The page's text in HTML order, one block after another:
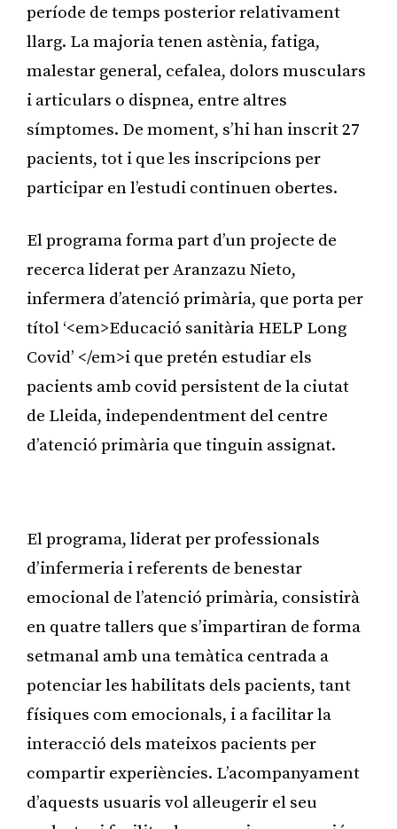
període de temps posterior relativament
llarg. La majoria tenen astènia, fatiga,
malestar general, cefalea, dolors musculars
i articulars o dispnea, entre altres
símptomes. De moment, s’hi han inscrit 27
pacients, tot i que les inscripcions per
participar en l’estudi continuen obertes.
El programa forma part d’un projecte de
recerca liderat per Aranzazu Nieto,
infermera d’atenció primària, que porta per
títol ‘<em>Educació sanitària HELP Long
Covid’ </em>i que pretén estudiar els
pacients amb covid persistent de la ciutat
de Lleida, independentment del centre
d’atenció primària que tinguin assignat.
El programa, liderat per professionals
d’infermeria i referents de benestar
emocional de l’atenció primària, consistirà
en quatre tallers que s’impartiran de forma
setmanal amb una temàtica centrada a
potenciar les habilitats dels pacients, tant
físiques com emocionals, i a facilitar la
interacció dels mateixos pacients per
compartir experiències. L’acompanyament
d’aquests usuaris vol alleugerir el seu